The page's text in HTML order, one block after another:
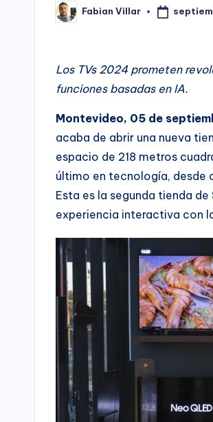
Publicado
por
Fabian Villar
Los TVs 2024 prometen
funciones basadas en IA.
Montevideo, 05 de
acaba de abrir una nueva
espacio de 218 metros
último en tecnología, desde
Esta es la segunda tienda
experiencia interactiva con